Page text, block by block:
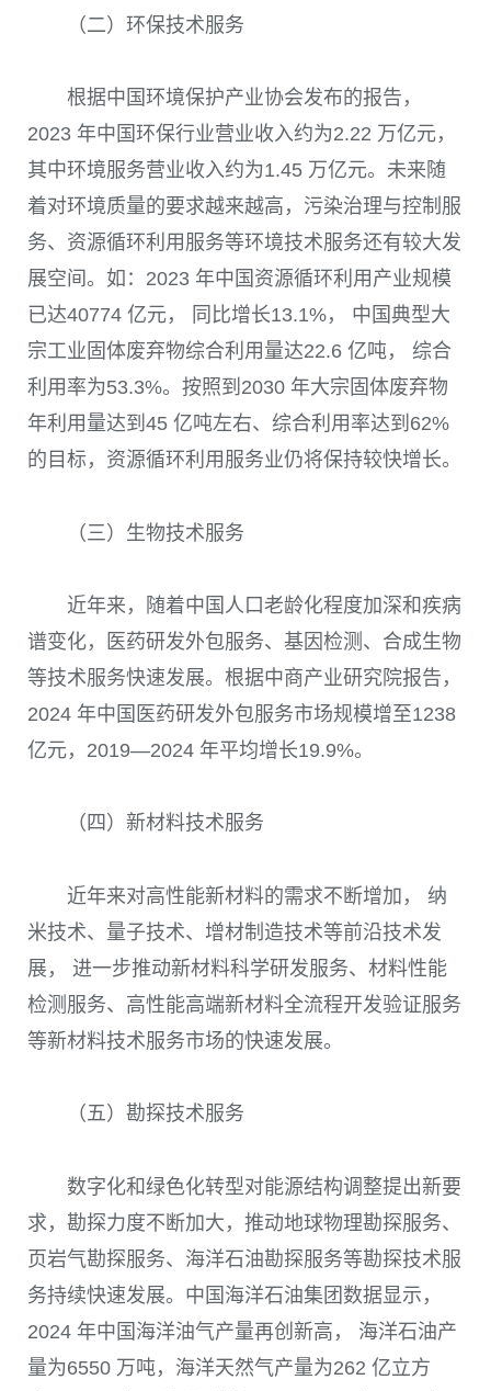
（二）环保技术服务
根据中国环境保护产业协会发布的报告，
2023 年中国环保行业营业收入约为2.22 万亿元，
其中环境服务营业收入约为1.45 万亿元。未来随
着对环境质量的要求越来越高，污染治理与控制服
务、资源循环利用服务等环境技术服务还有较大发
展空间。如：2023 年中国资源循环利用产业规模
已达40774 亿元， 同比增长13.1%， 中国典型大
宗工业固体废弃物综合利用量达22.6 亿吨， 综合
利用率为53.3%。按照到2030 年大宗固体废弃物
年利用量达到45 亿吨左右、综合利用率达到62%
的目标，资源循环利用服务业仍将保持较快增长。
（三）生物技术服务
近年来，随着中国人口老龄化程度加深和疾病
谱变化，医药研发外包服务、基因检测、合成生物
等技术服务快速发展。根据中商产业研究院报告，
2024 年中国医药研发外包服务市场规模增至1238
亿元，2019—2024 年平均增长19.9%。
（四）新材料技术服务
近年来对高性能新材料的需求不断增加， 纳
米技术、量子技术、增材制造技术等前沿技术发
展， 进一步推动新材料科学研发服务、材料性能
检测服务、高性能高端新材料全流程开发验证服务
等新材料技术服务市场的快速发展。
（五）勘探技术服务
数字化和绿色化转型对能源结构调整提出新要
求，勘探力度不断加大，推动地球物理勘探服务、
页岩气勘探服务、海洋石油勘探服务等勘探技术服
务持续快速发展。中国海洋石油集团数据显示，
2024 年中国海洋油气产量再创新高， 海洋石油产
量为6550 万吨，海洋天然气产量为262 亿立方